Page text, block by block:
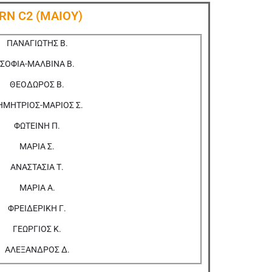
C2 (ΜΑΙΟΥ)
ΠΑΝΑΓΙΩΤΗΣ Β.
ΣΟΦΙΑ-ΜΑΛΒΙΝΑ Β.
ΘΕΟΔΩΡΟΣ Β.
ΜΑΡΙΟΣ Σ.
ΦΩΤΕΙΝΗ Π.
ΜΑΡΙΑ Σ.
ΑΝΑΣΤΑΣΙΑ Τ.
ΜΑΡΙΑ Α.
ΦΡΕΙΔΕΡΙΚΗ Γ.
ΓΕΩΡΓΙΟΣ Κ.
ΑΛΕΞΑΝΔΡΟΣ Δ.